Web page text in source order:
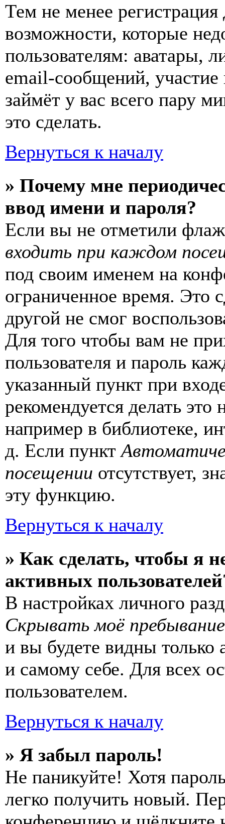
Тем не менее
возможности, которые
пользователям: аватары,
email-сообщений, участие
займёт у вас всего пару
это сделать.
Вернуться к началу
» Почему мне
ввод имени и пароля?
Если вы не отметили
входить при каждом
под своим именем на
ограниченное время. Это
другой не смог
Для того чтобы вам не
пользователя и пароль
указанный пункт при
рекомендуется делать
например в библиотеке,
д. Если пункт
посещении отсутствует,
эту функцию.
Вернуться к началу
» Как сделать, чтобы я
активных
В настройках личного
Скрывать моё
и вы будете видны только
и самому себе. Для всех
пользователем.
Вернуться к началу
» Я забыл пароль!
Не паникуйте! Хотя
легко получить новый.